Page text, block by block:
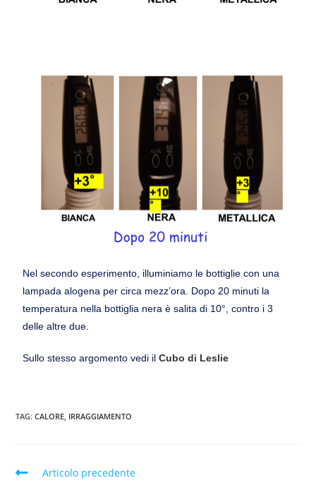
Nel secondo esperimento, illuminiamo le bottiglie con una
lampada alogena per circa mezz’ora. Dopo 20 minuti la
temperatura nella bottiglia nera è salita di 10°, contro i 3
delle altre due.
Sullo stesso argomento vedi ilCubo di Leslie
TAG:CALORE, IRRAGGIAMENTO
Articolo precedente